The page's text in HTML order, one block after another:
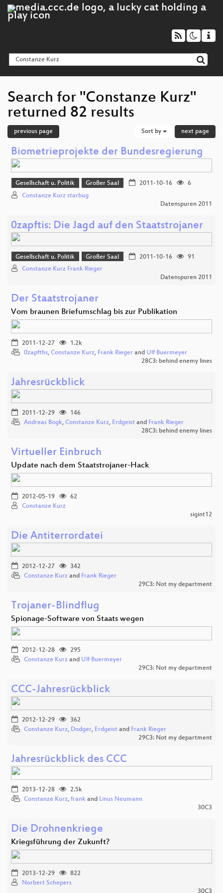
Search for "Constanze Kurz"
returned 82 results
previous page Sort by next page
Biometrieprojekte der Bundesregierung
Gesellschaft u. Politik Großer Saal 2011-10-16
6
Constanze Kurz starbug
Datenspuren 2011
0zapftis: Die Jagd auf den Staatstrojaner
Gesellschaft u. Politik Großer Saal 2011-10-16
91
Constanze Kurz Frank Rieger
Datenspuren 2011
Der Staatstrojaner
Vom braunen Briefumschlag bis zur Publikation
2011-12-27
1.2k
0zapfths, Constanze Kurz, Frank Rieger and Ulf Buermeyer
28C3: behind enemy lines
Jahresrückblick
2011-12-29
146
Andreas Bogk, Constanze Kurz, Erdgeist and Frank Rieger
28C3: behind enemy lines
Virtueller Einbruch
Update nach dem Staatstrojaner-Hack
2012-05-19
62
Constanze Kurz
sigint12
Die Antiterrordatei
2012-12-27
342
Constanze Kurz and Frank Rieger
29C3: Not my department
Trojaner-Blindflug
Spionage-Software von Staats wegen
2012-12-28
295
Constanze Kurz and Ulf Buermeyer
29C3: Not my department
CCC-Jahresrückblick
2012-12-29
362
Constanze Kurz, Dodger, Erdgeist and Frank Rieger
29C3: Not my department
Jahresrückblick des CCC
2013-12-28
2.5k
Constanze Kurz, frank and Linus Neumann
30C3
Die Drohnenkriege
Kriegsführung der Zukunft?
2013-12-29
822
Norbert Schepers
30C3